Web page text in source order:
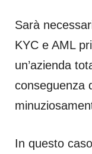
Sarà
KYC e AML
un’azienda
conseguenza
In questo